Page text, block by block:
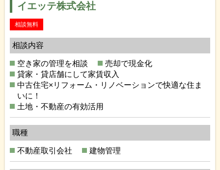
イエッテ株式会社
相談無料
相談内容
空き家の管理を相談
売却で現金化
貸家・貸店舗にして家賃収入
中古住宅×リフォーム・リノベーションで快適な住ま
いに！
土地・不動産の有効活用
職種
不動産取引会社 建物管理